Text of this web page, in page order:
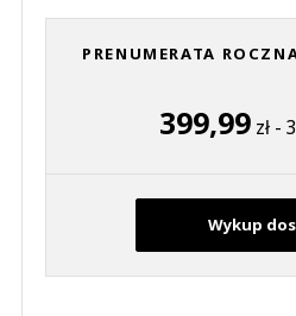
PRENUMERATA
399,99zł -
Wykup